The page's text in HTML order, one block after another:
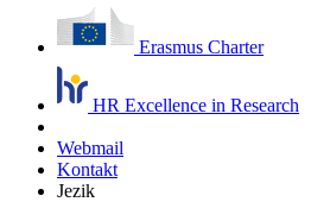
Erasmus Charter
HR Excellence in Research
Webmail
Kontakt
Jezik